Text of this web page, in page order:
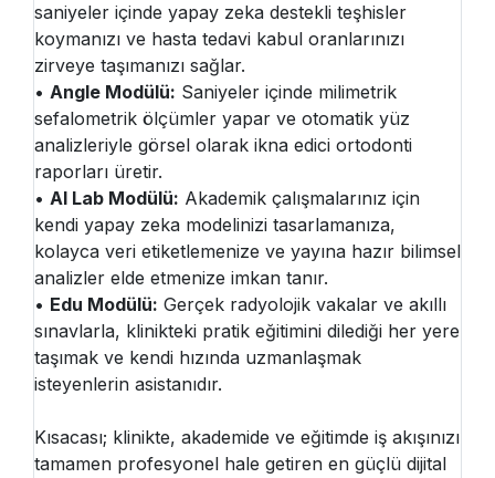
saniyeler içinde yapay zeka destekli teşhisler
koymanızı ve hasta tedavi kabul oranlarınızı
zirveye taşımanızı sağlar.
• Angle Modülü: Saniyeler içinde milimetrik
sefalometrik ölçümler yapar ve otomatik yüz
analizleriyle görsel olarak ikna edici ortodonti
raporları üretir.
• AI Lab Modülü: Akademik çalışmalarınız için
kendi yapay zeka modelinizi tasarlamanıza,
kolayca veri etiketlemenize ve yayına hazır bilimsel
analizler elde etmenize imkan tanır.
• Edu Modülü: Gerçek radyolojik vakalar ve akıllı
sınavlarla, klinikteki pratik eğitimini dilediği her yere
taşımak ve kendi hızında uzmanlaşmak
isteyenlerin asistanıdır.
Kısacası; klinikte, akademide ve eğitimde iş akışınızı
tamamen profesyonel hale getiren en güçlü dijital